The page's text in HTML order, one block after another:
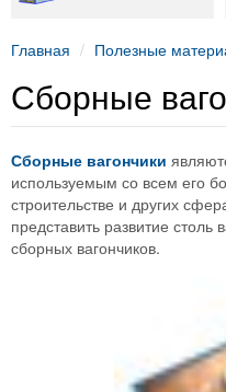
Главная Полезные
Сборные
Сборные вагончики
используемым со всем его
строительстве и других
представить развитие
сборных вагончиков.